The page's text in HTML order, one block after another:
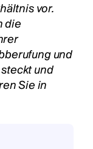
vor.
die
und
und
Sie in